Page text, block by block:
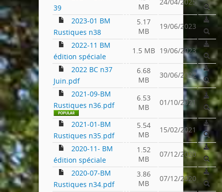
39
MB
24/04/2025
2023-01 BM
Rustiques n38
5.17
MB
19/06/2023
2022-11 BM
édition spéciale
1.5 MB 19/06/2023
2022 BC n37
Juin.pdf
6.68
MB
30/06/2022
2021-09-BM
Rustiques n36.pdf
6.53
MB
01/10/2021
2021-01-BM
Rustiques n35.pdf
5.54
MB
15/02/2021
2020-11- BM
édition spéciale
1.52
MB
07/12/2020
2020-07-BM
Rustiques n34.pdf
3.86
MB
07/12/2020